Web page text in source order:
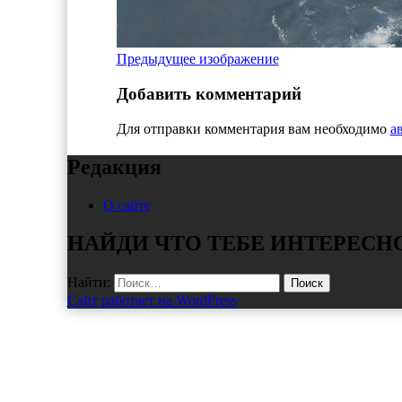
Предыдущее изображение
Добавить комментарий
Для отправки комментария вам необходимо
Редакция
О сайте
НАЙДИ ЧТО ТЕБЕ
Найти:
Сайт работает на WordPress